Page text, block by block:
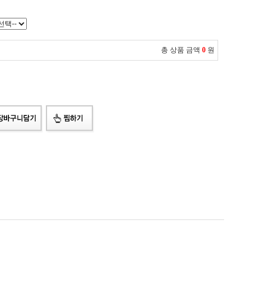
총 상품 금액 0 원